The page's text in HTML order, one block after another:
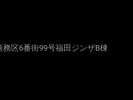
区6番街99号福田ジンザB棟